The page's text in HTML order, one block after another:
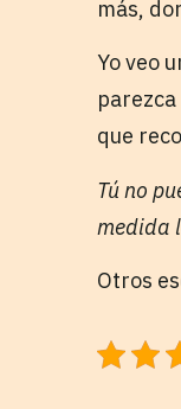
más,
Yo veo
que
Tú no
medida
Otros